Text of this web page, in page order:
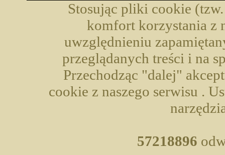
Stosując pliki cookie
komfort korzystania z
uwzględnieniu
przeglądanych treści i na
Przechodząc "dalej"
cookie z naszego serwisu .
57218896